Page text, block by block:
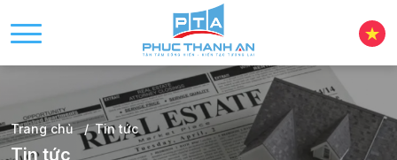
Trang chủ Tin tức
Tin tức